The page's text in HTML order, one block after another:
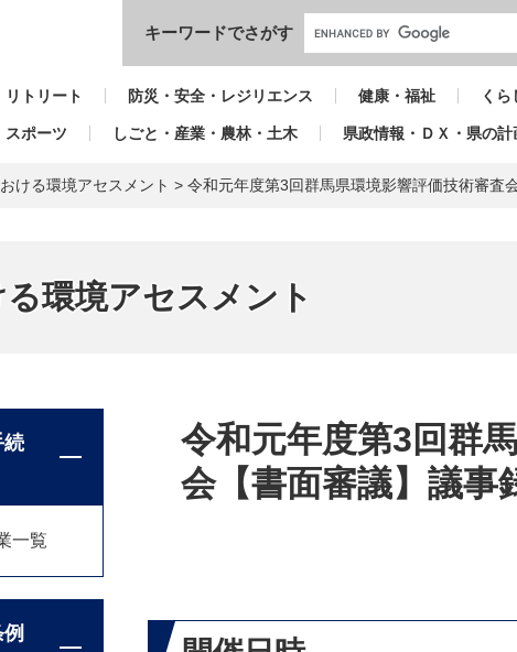
本文へ
キーワードでさがす
リトリート 防災・安全・レジリエンス 健康・福祉 く
スポーツ しごと・産業・農林・土木 県政情報・ＤＸ・県の計
ける環境アセスメント > 令和元年度第3回群馬県環境影響評価技術審査
環境アセスメント
令和元年度第3回群
会【書面審議】議事
続
一覧